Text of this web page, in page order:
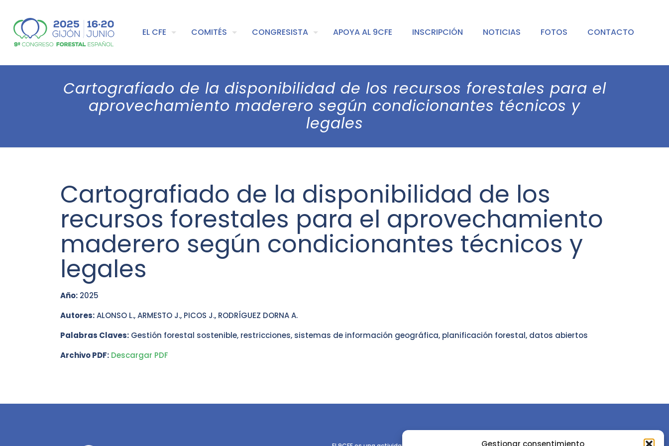
Gestionar consentimiento
EL CFE COMITÉS CONGRESISTA APOYA AL 9CFE INSCRIPCIÓN NOTICIAS FOTOS CONTACTO
Cartografiado de la disponibilidad de los recursos forestales para el
aprovechamiento maderero según condicionantes técnicos y
legales
Cartografiado de la disponibilidad de los
recursos forestales para el aprovechamiento
maderero según condicionantes técnicos y
legales
Año: 2025
Autores:ALONSO L., ARMESTO J., PICOS J., RODRÍGUEZ DORNA A.
Palabras Claves: Gestión forestal sostenible, restricciones, sistemas de información geográfica, planificación forestal, datos abiertos
Archivo PDF: Descargar PDF